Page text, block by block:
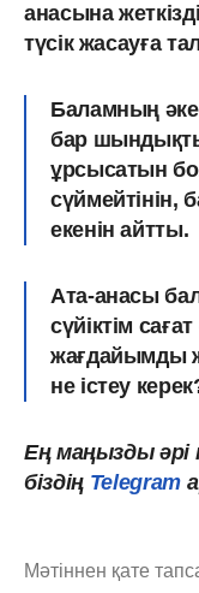
анасына
түсік жасауға
Баламның
бар шындықты
ұрсысатын
сүймейтінін,
екенін айтты.
Ата-анасы
сүйіктім
жағдайымды
не істеу
Ең маңызды
біздің Telegram
Мәтіннен қате